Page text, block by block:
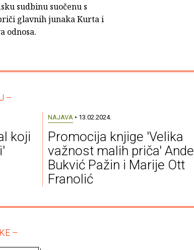
sudbinu suočenu s
glavnih junaka Kurta i
odnosa.
–
koji
NAJAVA • 13.02.2024.
Promocija knjige 'Velika
važnost malih priča' Ande
Bukvić Pažin i Marije Ott
Franolić
–